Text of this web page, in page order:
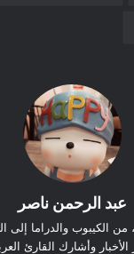
عبد الرحمن ناصر
الكيبوب والدراما إلى
الأخبار وأشارك القارئ